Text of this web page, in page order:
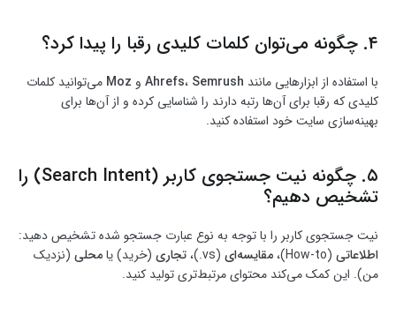
۴. چگونه می‌توان کلمات کلیدی رقبا را پیدا کرد؟
با استفاده از ابزارهایی مانند Ahrefs، Semrush و Moz می‌توانید کلمات
کلیدی که رقبا برای آن‌ها رتبه دارند را شناسایی کرده و از آن‌ها برای
بهینه‌سازی سایت خود استفاده کنید.
۵. چگونه نیت جستجوی کاربر (Search Intent) را
تشخیص دهیم؟
نیت جستجوی کاربر را با توجه به نوع عبارت جستجو شده تشخیص دهید:
اطلاعاتی (How-to)، مقایسه‌ای (vs.)، تجاری (خرید) یامحلی (نزدیک
من). این کمک می‌کند محتوای مرتبط‌تری تولید کنید.